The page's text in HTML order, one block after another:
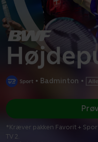
• Badminton •
*Kræver pakken Favorit +
TV 2.